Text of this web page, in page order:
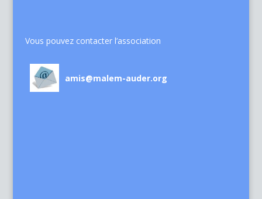
Vous pouvez contacter l’association
amis@malem-auder.org